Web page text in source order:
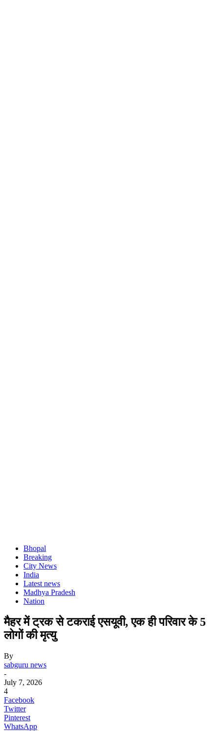
Bhopal
Breaking
City News
India
Latest news
Madhya Pradesh
Nation
मैहर में ट्रक से टकराई एसयूवी, एक ही परिवार के 5
लोगों की मृत्यु
By
sabguru news
-
July 7, 2026
4
Facebook
Twitter
Pinterest
WhatsApp